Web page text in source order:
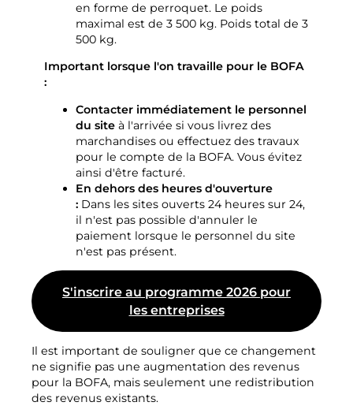
en forme de perroquet. Le poids
maximal est de 3 500 kg. Poids total de 3
500 kg.
Important lorsque l'on travaille pour le BOFA
:
Contacter immédiatement le personnel
du site à l'arrivée si vous livrez des
marchandises ou effectuez des travaux
pour le compte de la BOFA. Vous évitez
ainsi d'être facturé.
En dehors des heures d'ouverture
: Dans les sites ouverts 24 heures sur 24,
il n'est pas possible d'annuler le
paiement lorsque le personnel du site
n'est pas présent.
S'inscrire au programme 2026 pour
les entreprises
Il est important de souligner que ce changement
ne signifie pas une augmentation des revenus
pour la BOFA, mais seulement une redistribution
des revenus existants.